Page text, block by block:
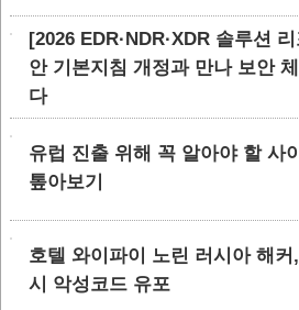
[2026 EDR·NDR·XDR 솔루션
안 기본지침 개정과 만나 보안
다
유럽 진출 위해 꼭 알아야 할 사
톺아보기
호텔 와이파이 노린 러시아 해
시 악성코드 유포